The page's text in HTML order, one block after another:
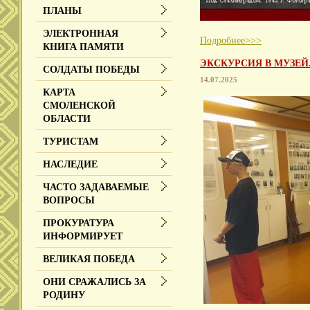
Подробнее>>>
ЭКСКУРСИЯ В
14.07.2025
ПЛАНЫ
ЭЛЕКТРОННАЯ
КНИГА ПАМЯТИ
СОЛДАТЫ ПОБЕДЫ
КАРТА
СМОЛЕНСКОЙ
ОБЛАСТИ
ТУРИСТАМ
НАСЛЕДИЕ
ЧАСТО ЗАДАВАЕМЫЕ
ВОПРОСЫ
ПРОКУРАТУРА
ИНФОРМИРУЕТ
ВЕЛИКАЯ ПОБЕДА
ОНИ СРАЖАЛИСЬ ЗА
РОДИНУ